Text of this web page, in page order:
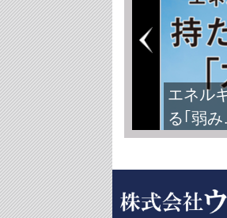
エネル
る｢弱